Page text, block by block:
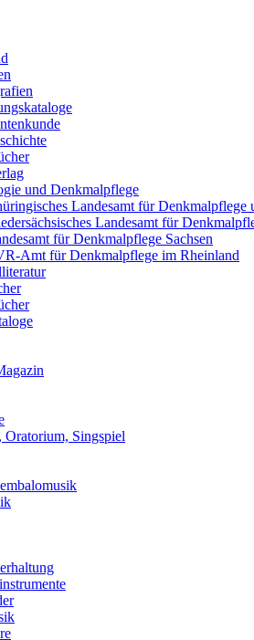
und Denkmalpflege
Landesamt für Denkmalpflege
Landesamt für
für Denkmalpflege Sachsen
Amt für Denkmalpflege im Rheinland
Oratorium, Singspiel